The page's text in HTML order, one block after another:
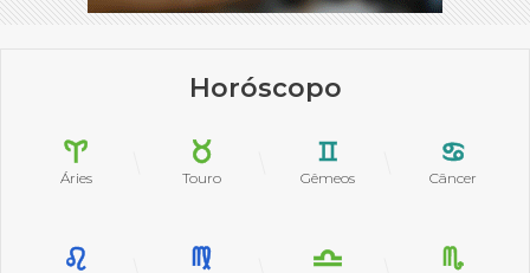
Horóscopo
Áries Touro Gêmeos Câncer